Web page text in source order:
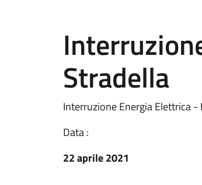
Stradella
Interruzione Energia Elettrica -
Data :
22 aprile 2021